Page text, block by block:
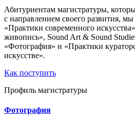
Абитуриентам магистратуры,
с направлением своего развития,
«Практики современного
живопись», Sound Art & Sound
«Фотография» и «Практики
искусстве».
Как поступить
Профиль магистратуры
Фотография